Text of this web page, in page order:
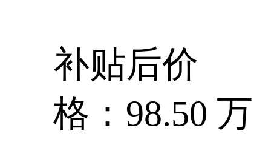
补贴后价
格：98.50 万